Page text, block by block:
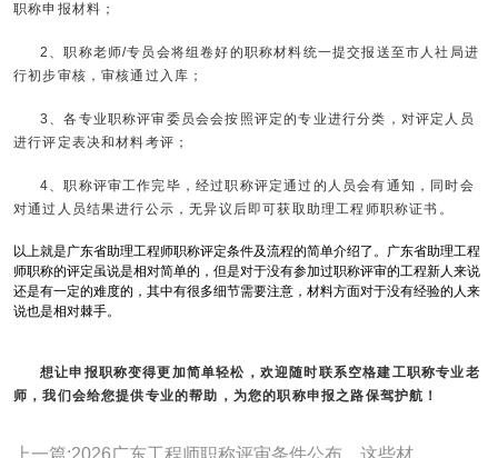
职称申报材料；
2、职称老师/专员会将组卷好的职称材料统一提交报送至市人社局进
行初步审核，审核通过入库；
3、各专业职称评审委员会会按照评定的专业进行分类，对评定人员
进行评定表决和材料考评；
4、职称评审工作完毕，经过职称评定通过的人员会有通知，同时会
对通过人员结果进行公示，无异议后即可获取助理工程师职称证书。
以上就是广东省助理工程师职称评定条件及流程的简单介绍了。广东省助理工程
师职称的评定虽说是相对简单的，但是对于没有参加过职称评审的工程新人来说
还是有一定的难度的，其中有很多细节需要注意，材料方面对于没有经验的人来
说也是相对棘手。
想让申报职称变得更加简单轻松，欢迎随时联系空格建工职称专业老
师，我们会给您提供专业的帮助，为您的职称申报之路保驾护航！
上一篇:2026广东工程师职称评审条件公布，这些材料提前准备